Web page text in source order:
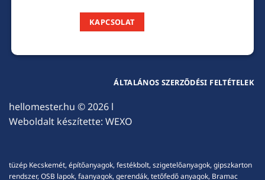
KAPCSOLAT
hellomester.hu © 2026 l
Weboldalt készítette: WEXO
ÁLTALÁNOS SZERZŐDÉSI FELTÉTELEK
tüzép Kecskemét, építőanyagok, festékbolt, szigetelőanyagok, gipszkarton
rendszer, OSB lapok, faanyagok, gerendák, tetőfedő anyagok, Bramac